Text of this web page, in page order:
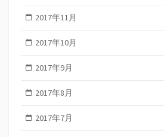
2017年11月
2017年10月
2017年9月
2017年8月
2017年7月